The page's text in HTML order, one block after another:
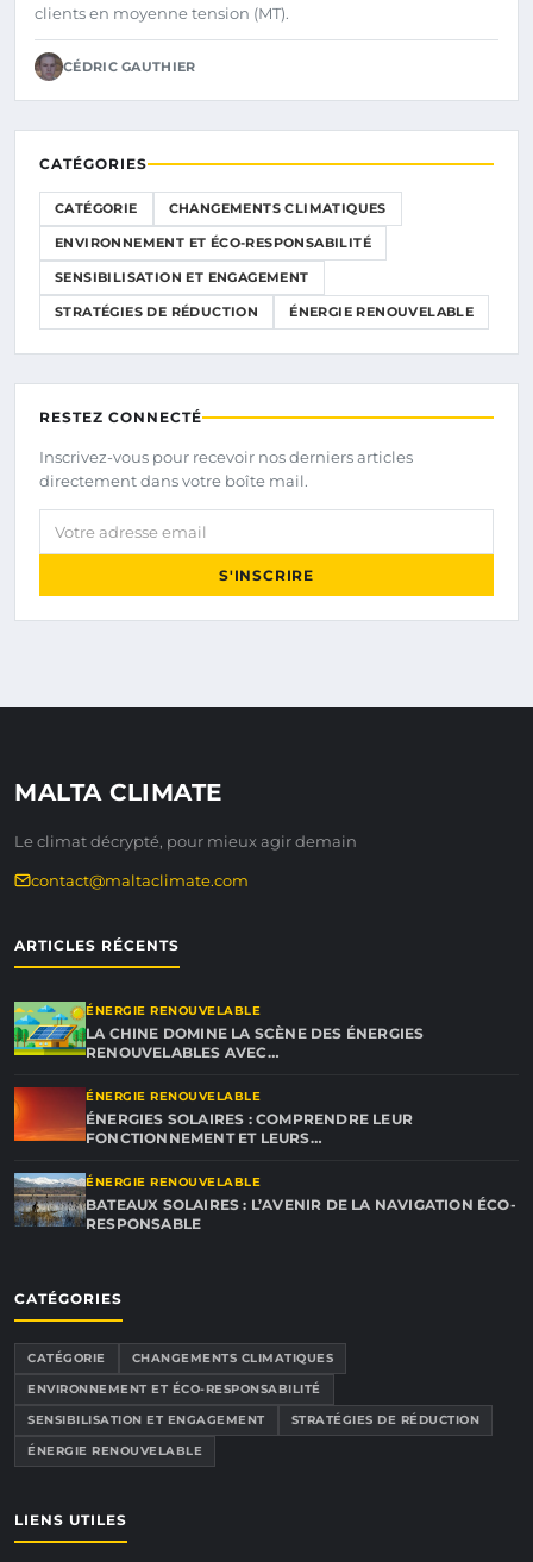
clients en moyenne tension (MT).
CÉDRIC GAUTHIER
CATÉGORIES
CATÉGORIE CHANGEMENTS CLIMATIQUES
ENVIRONNEMENT ET ÉCO-RESPONSABILITÉ
SENSIBILISATION ET ENGAGEMENT
STRATÉGIES DE RÉDUCTION ÉNERGIE RENOUVELABLE
RESTEZ CONNECTÉ
Inscrivez-vous pour recevoir nos derniers articles
directement dans votre boîte mail.
Votre adresse email
S'INSCRIRE
MALTA CLIMATE
Le climat décrypté, pour mieux agir demain
contact@maltaclimate.com
ARTICLES RÉCENTS
ÉNERGIE RENOUVELABLE
LA CHINE DOMINE LA SCÈNE DES ÉNERGIES
RENOUVELABLES AVEC…
ÉNERGIE RENOUVELABLE
ÉNERGIES SOLAIRES : COMPRENDRE LEUR
FONCTIONNEMENT ET LEURS…
ÉNERGIE RENOUVELABLE
BATEAUX SOLAIRES : L’AVENIR DE LA NAVIGATION ÉCO-
RESPONSABLE
CATÉGORIES
CATÉGORIE
CHANGEMENTS CLIMATIQUES
ENVIRONNEMENT ET ÉCO-RESPONSABILITÉ
SENSIBILISATION ET ENGAGEMENT
STRATÉGIES DE RÉDUCTION
ÉNERGIE RENOUVELABLE
LIENS UTILES